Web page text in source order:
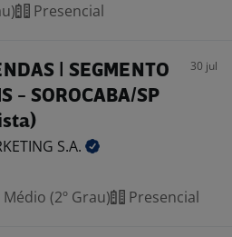
Presencial
| SEGMENTO
- SOROCABA/SP
30 jul
S.A.
(2º Grau) Presencial